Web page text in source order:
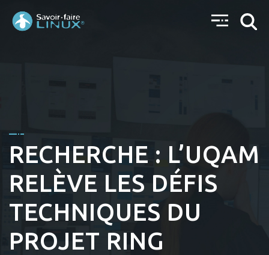
RECHERCHE : L’UQAM
RELÈVE LES DÉFIS
TECHNIQUES DU
PROJET RING